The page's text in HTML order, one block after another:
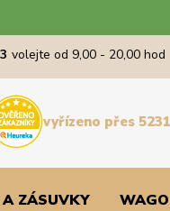
volejte od 9,00 - 20,00 hod
vyřízeno přes
ZÁSUVKY